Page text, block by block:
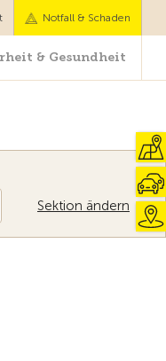
Gesundheit
Notfall & Schaden
& Gesundheit
Sektion ändern